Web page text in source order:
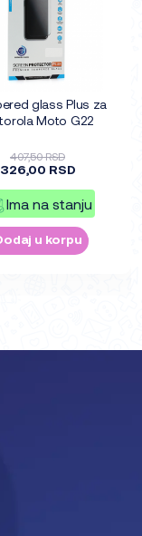
glass Plus za
Moto G22
407,50 RSD
326,00 RSD
Ima na stanju
u korpu